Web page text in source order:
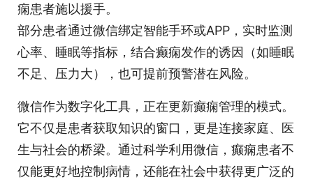
痫患者施以援手。
部分患者通过微信绑定智能手环或APP，实时监测
心率、睡眠等指标，结合癫痫发作的诱因（如睡眠
不足、压力大），也可提前预警潜在风险。
微信作为数字化工具，正在更新癫痫管理的模式。
它不仅是患者获取知识的窗口，更是连接家庭、医
生与社会的桥梁。通过科学利用微信，癫痫患者不
仅能更好地控制病情，还能在社会中获得更广泛的